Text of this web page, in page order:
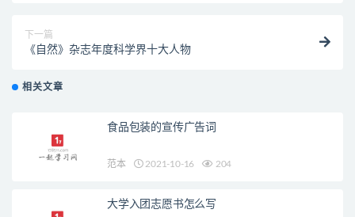
下一篇
《自然》杂志年度科学界十大人物
相关文章
食品包装的宣传广告词
范本 2021-10-16 204
大学入团志愿书怎么写